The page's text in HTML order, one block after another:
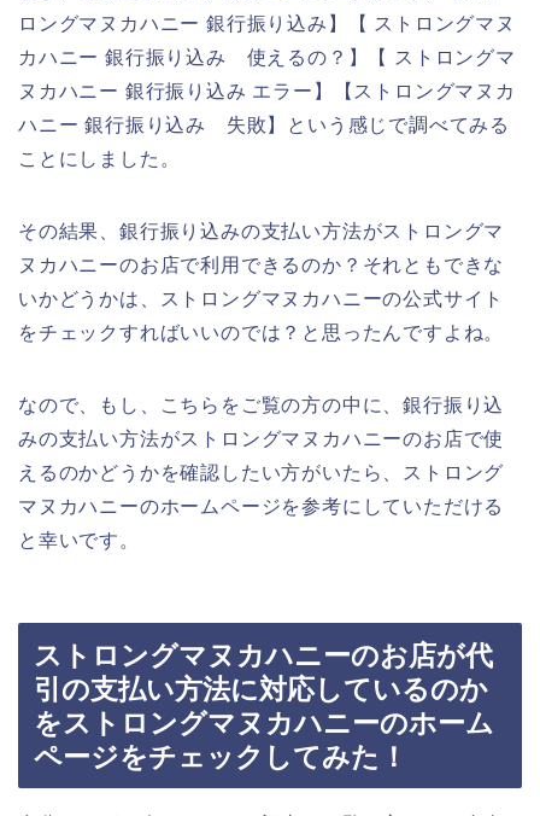
ロングマヌカハニー 銀行振り込み】【 ストロングマヌ
カハニー 銀行振り込み 使えるの？】【 ストロングマ
ヌカハニー 銀行振り込み エラー】【ストロングマヌカ
ハニー 銀行振り込み 失敗】という感じで調べてみる
ことにしました。
その結果、銀行振り込みの支払い方法がストロングマ
ヌカハニーのお店で利用できるのか？それともできな
いかどうかは、ストロングマヌカハニーの公式サイト
をチェックすればいいのでは？と思ったんですよね。
なので、もし、こちらをご覧の方の中に、銀行振り込
みの支払い方法がストロングマヌカハニーのお店で使
えるのかどうかを確認したい方がいたら、ストロング
マヌカハニーのホームページを参考にしていただける
と幸いです。
ストロングマヌカハニーのお店が代
引の支払い方法に対応しているのか
をストロングマヌカハニーのホーム
ページをチェックしてみた！